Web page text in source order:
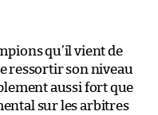
qu’il vient de
ressortir son niveau
aussi fort que
sur les arbitres